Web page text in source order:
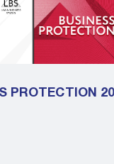
PROTECTION